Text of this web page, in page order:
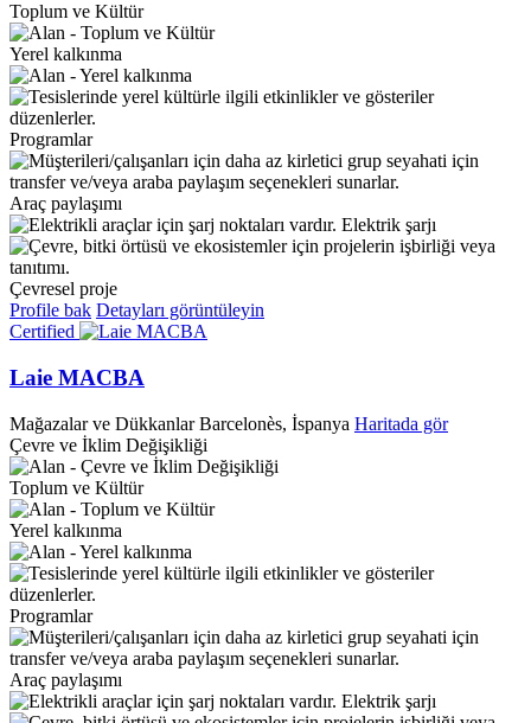
Toplum ve Kültür
Yerel kalkınma
Programlar
Araç paylaşımı
Elektrik şarjı
Çevresel proje
Profile bak Detayları görüntüleyin
Certified
Laie MACBA
Mağazalar ve Dükkanlar Barcelonès, İspanya Haritada gör
Çevre ve İklim Değişikliği
Toplum ve Kültür
Yerel kalkınma
Programlar
Araç paylaşımı
Elektrik şarjı